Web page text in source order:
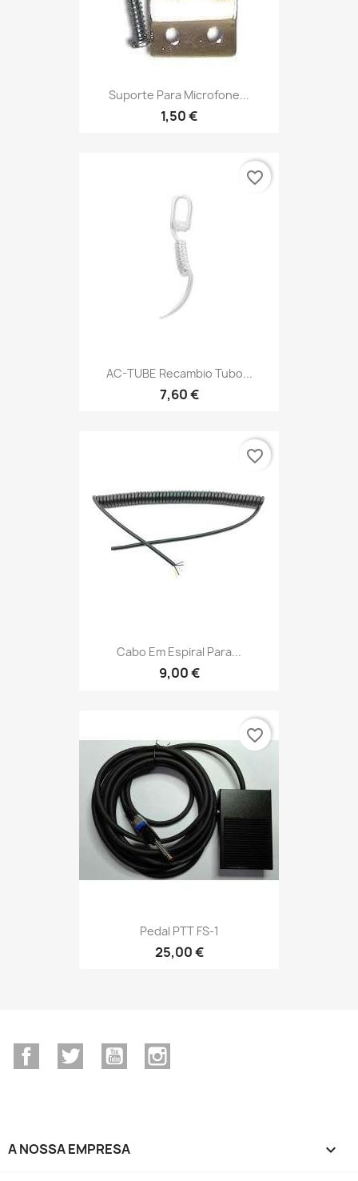
Suporte Para Microfone...
1,50 €
AC-TUBE Recambio Tubo...
7,60 €
favorite_border
Cabo Em Espiral Para...
9,00 €
favorite_border
Pedal PTT FS-1
25,00 €
favorite_border
FacebookTwitter YouTube
A NOSSA EMPRESA 